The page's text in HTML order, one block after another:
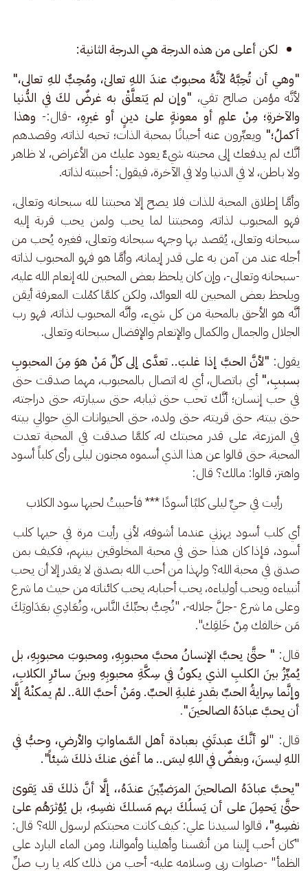
لكن أعلى من هذه الدرجة هي الدرجة الثانية:
"وهي أن تُحِبَّهُ لأنَّهُ محبوبٌ عندَ اللهِ تعالىٰ، ومُحِبٌّ للهِ تعالى،"
لأنَّه مؤمن صالح تقي، "وإن لم يَتعلَّقْ به غرضٌ لكَ في الدُّنيا
والآخرةِ؛ مِنْ علمٍ أو معونةٍ علىٰ دينٍ أو غيرِهِ، -قال:- وهذا
أكملُ؛" ويعبِّرون عنه أحيانًا بمحبة الذات؛ تحبه لذاته، وقصدهم
أنَّك لم يدفعك إلى محبته شيءٌ يعود عليك من الأغراض، لا ظاهر
ولا باطن، لا في الدنيا ولا في الآخرة، فيقول: أحببته لذاته.
وأمَّا إطلاق المحبة للذات فلا يصح إلا محبتنا لله سبحانه وتعالى،
فهو المحبوب لذاته، ومحبتنا لما يحب ولمن يحب قربة إليه
سبحانه وتعالى، يُقصد بها وجهه سبحانه وتعالى، فغيره يُحب من
أجله عند من آمن به على قدر إيمانه، وأمَّا هو فهو المحبوب لذاته
-سبحانه وتعالى-، وإن كان يلحظ بعض المحبين لله إنعام الله عليه،
ويلحظ بعض المحبين لله العوائد، ولكن كلمَّا كمُلت المعرفة أيقن
أنَّه هو الأحق بالمحبة من كل شيء، وأنَّه المحبوب لذاته، فهو رب
الجلال والجمال والكمال والإنعام والإفضال سبحانه وتعالى.
يقول: "لأنَّ الحبَّ إذا غلبَ.. تعدَّى إلى كلِّ مَنْ هوَ مِنَ المحبوبِ
بسببِ،" أي باتصال، أي له اتصال بالمحبوب، مهما صدقت حتى
في حب إنسان؛ أنَّك تحب حتى ثيابه، حتى سيارته، حتى دراجته،
حتى بيته، حتى قريته، حتى ولده، حتى الحيوانات التي حوالي بيته
في المزرعة، على قدر محبتك له، كلمَّا صدقت في المحبة تعدت
المحبة، حتى قالوا عن هذا الذي أسموه مجنون ليلى رأى كلباً أسود
واهتز، قالوا: مالك؟ قال:
رأيت في حيِّ ليلى كلبًا أسودًا *** فأحببتُ لحبها سود الكلاب
أي كلب أسود يهزني عندما أشوفه، لأني رأيت مرة في حيها كلب
أسود، فإذا كان هذا حتى في محبة المخلوقين بينهم، فكيف بمن
صدق في محبة الله؟ ولهذا من أحب الله بصدق لا يقدر إلا أن يحب
أنبياءه ويحب أولياءه، يحب أحبابه، يحب كائناته من حيث ما شرع
وعلى ما شرع -جلَّ جلاله-، "نُحِبُّ بحبِّكَ النَّاس، ونُعَادِي بعَدَاوتِكَ
مَن خالفك مِنْ خَلقِك".
قال: " حتَّىٰ يحبَّ الإنسانُ محبَّ محبوبِهِ، ومحبوبَ محبوبِهِ، بل
يُميِّزُ بينَ الكلبِ الذي يكونُ في سِكَّةِ محبوبِهِ وبينَ سائرِ الكلابِ،
وإنَّما سِرايةُ الحبِّ بقدرِ غلبةِ الحبِّ. ومَنْ أحبَّ اللهَ.. لمْ يمكنْهُ إلَّا
أن يحبَّ عبادَهُ الصالحينَ".
قال: "لو أنَّكَ عبدتَني بعبادة أهل السَّماواتِ والأرضِ، وحبُّ في
اللهِ ليسنَ، وبغضٌ في اللهِ ليسَ.. ما أغنى عنكَ ذلكَ شيئاً".
"يحبَّ عبادَهُ الصالحينَ المرَضيِّينَ عندَهُ،، إلَّا أنَّ ذلكَ قد يَقوىٰ
حتَّىٰ يَحمِلَ على أن يَسلُكَ بهم مَسلكَ نفسِهِ، بل يُؤثرَهُم علىٰ
نفسِهِ"، قالوا لسيدنا علي: كيف كانت محبتكم لرسول الله؟ قال:
"كان أحب إلينا من أنفسنا وأهلينا وأموالنا، ومن الماء البارد على
الظمأ" -صلوات ربي وسلامه عليه- أحب من ذلك كله، يا رب صلِّ